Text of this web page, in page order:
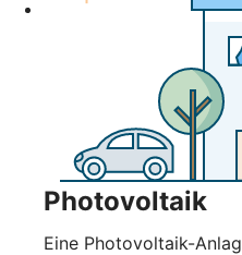
Photovoltaik
Eine Photovoltaik-